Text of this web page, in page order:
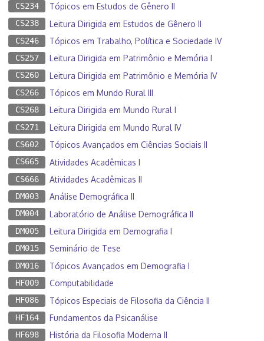
CS234 Tópicos em Estudos de Gênero II
CS238 Leitura Dirigida em Estudos de Gênero II
CS246 Tópicos em Trabalho, Política e Sociedade IV
CS257 Leitura Dirigida em Patrimônio e Memória I
CS260 Leitura Dirigida em Patrimônio e Memória IV
CS266 Tópicos em Mundo Rural III
CS268 Leitura Dirigida em Mundo Rural I
CS271 Leitura Dirigida em Mundo Rural IV
CS602 Tópicos Avançados em Ciências Sociais II
CS665 Atividades Acadêmicas I
CS666 Atividades Acadêmicas II
DM003 Análise Demográfica II
DM004 Laboratório de Análise Demográfica II
DM005 Leitura Dirigida em Demografia I
DM015 Seminário de Tese
DM016 Tópicos Avançados em Demografia I
HF009 Computabilidade
HF086 Tópicos Especiais de Filosofia da Ciência II
HF164 Fundamentos da Psicanálise
HF698 História da Filosofia Moderna II